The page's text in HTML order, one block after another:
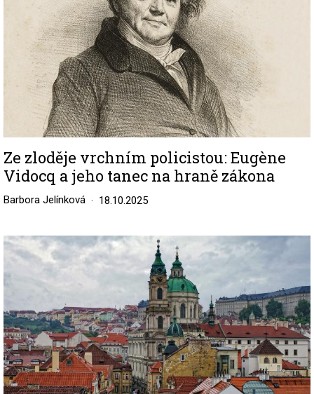
Ze zloděje vrchním policistou: Eugène
Vidocq a jeho tanec na hraně zákona
Barbora Jelínková 18.10.2025
Image